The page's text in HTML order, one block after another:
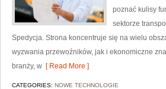
poznać kulisy
sektorze
Spedycja. Strona koncentruje się na wielu
wyzwania przewoźników, jak i ekonomiczne
branży, w [ Read More ]
CATEGORIES: NOWE TECHNOLOGIE